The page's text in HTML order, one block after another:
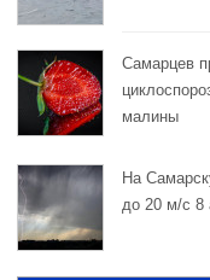
Самарцев
малины
На
до 20 м/с 8